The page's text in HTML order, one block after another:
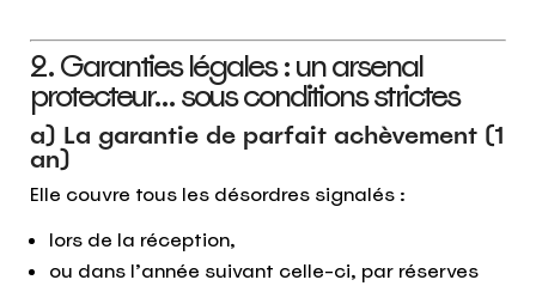
2. Garanties légales : un arsenal
protecteur… sous conditions strictes
a) La garantie de parfait achèvement (1
an)
Elle couvre tous les désordres signalés :
lors de la réception,
ou dans l’année suivant celle-ci, par réserves